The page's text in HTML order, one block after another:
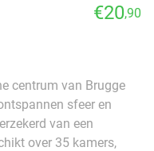
€20,90
centrum van Brugge
sfeer en
van een
over 35 kamers,